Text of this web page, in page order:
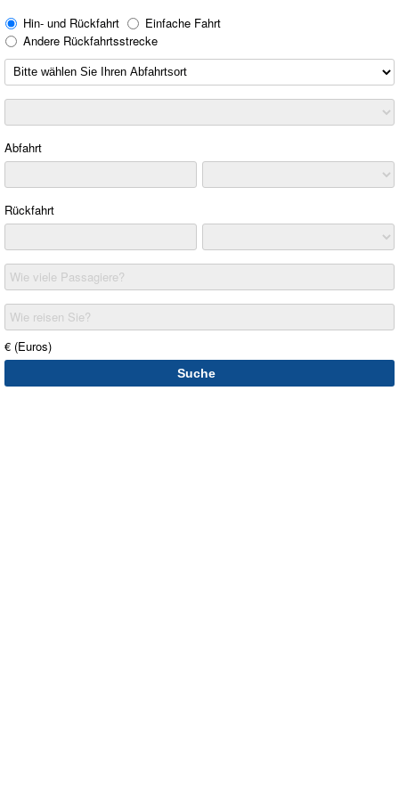
Hin- und Rückfahrt
Einfache Fahrt
Andere Rückfahrtsstrecke
Abfahrt
Rückfahrt
Wie viele Passagiere?
Wie reisen Sie?
€ (Euros)
Suche